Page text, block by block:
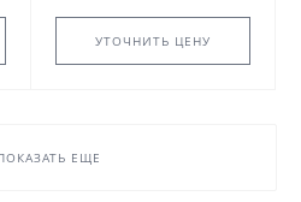
5.903-13 переходный
сварнойУТОЧНИТЬ ЦЕНУ
ЕЩЕ